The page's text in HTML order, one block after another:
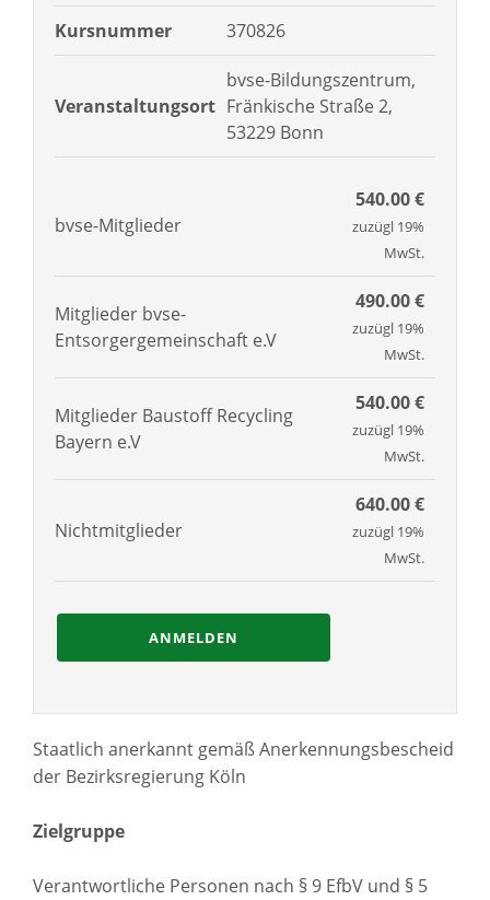
Kursnummer 370826
Veranstaltungsort
bvse-Bildungszentrum,
Fränkische Straße 2,
53229 Bonn
bvse-Mitglieder
540.00 €
zuzügl 19%
MwSt.
Mitglieder bvse-
Entsorgergemeinschaft e.V
490.00 €
zuzügl 19%
MwSt.
Mitglieder Baustoff Recycling
Bayern e.V
540.00 €
zuzügl 19%
MwSt.
Nichtmitglieder
640.00 €
zuzügl 19%
MwSt.
ANMELDEN
Staatlich anerkannt gemäß Anerkennungsbescheid
der Bezirksregierung Köln
Zielgruppe
Verantwortliche Personen nach § 9 EfbV und § 5